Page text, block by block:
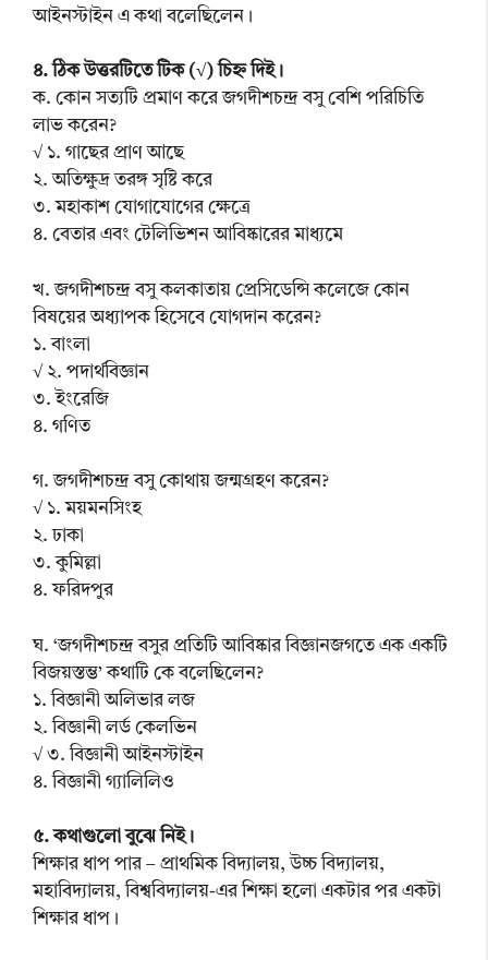
আইনস্টাইন এ কথা বলেছিলেন।
৪. ঠিক উত্তরটিতে টিক (√) চিহ্ন দিই।
ক. কোন সত্যটি প্রমাণ করে জগদীশচন্দ্র বসু বেশি পরিচিতি
লাভ করেন?
√ ১. গাছের প্রাণ আছে
২. অতিক্ষুদ্র তরঙ্গ সৃষ্টি করে
৩. মহাকাশ যোগাযোগের ক্ষেত্রে
৪. বেতার এবং টেলিভিশন আবিষ্কারের মাধ্যমে
খ. জগদীশচন্দ্র বসু কলকাতায় প্রেসিডেন্সি কলেজে কোন
বিষয়ের অধ্যাপক হিসেবে যোগদান করেন?
১. বাংলা
√ ২. পদার্থবিজ্ঞান
৩. ইংরেজি
৪. গণিত
গ. জগদীশচন্দ্র বসু কোথায় জন্মগ্রহণ করেন?
√ ১. ময়মনসিংহ
২. ঢাকা
৩. কুমিল্লা
৪. ফরিদপুর
ঘ. ‘জগদীশচন্দ্র বসুর প্রতিটি আবিষ্কার বিজ্ঞানজগতে এক একটি
বিজয়স্তম্ভ’ কথাটি কে বলেছিলেন?
১. বিজ্ঞানী অলিভার লজ
২. বিজ্ঞানী লর্ড কেলভিন
√ ৩. বিজ্ঞানী আইনস্টাইন
৪. বিজ্ঞানী গ্যালিলিও
৫. কথাগুলো বুঝে নিই।
শিক্ষার ধাপ পার – প্রাথমিক বিদ্যালয়, উচ্চ বিদ্যালয়,
মহাবিদ্যালয়, বিশ্ববিদ্যালয়-এর শিক্ষা হলো একটার পর একটা
শিক্ষার ধাপ।